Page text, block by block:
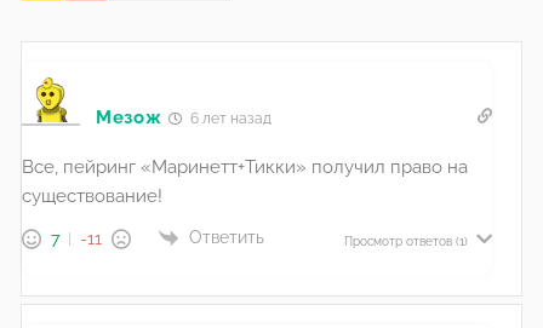
Мезож 6 лет назад
Все, пейринг «Маринетт+Тикки» получил право на
существование!
7 -11 Ответить Просмотр ответов (1)